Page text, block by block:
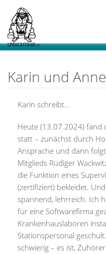
Karin und
Karin schreibt…
Heute (13.07.2024) fand
statt – zunächst durch
Ansprache und dann
Mitglieds Rüdiger
die Funktion eines
(zertifiziert) bekleidet.
spannend, lehrreich. Ich
für eine Softwarefirma
Krankenhauslaboren
Stationspersonal
schwierig – es ist,